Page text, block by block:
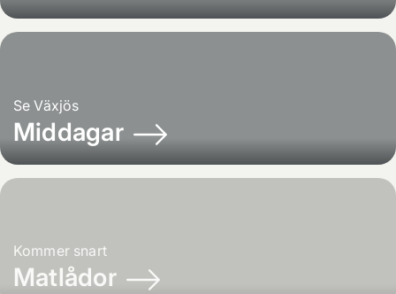
SeVäxjös
Middagar
Kommer snart
Matlådor